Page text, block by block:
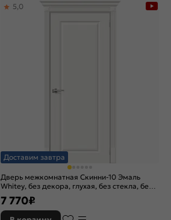
Доставим завтра
Дверь межкомнатная Скинни-10 Эмаль
Whitey, без декора, глухая, без стекла, без
кромки, скиновая
5,0
7 770₽